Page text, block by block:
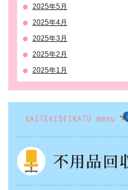
2025年5月
2025年4月
2025年3月
2025年2月
2025年1月